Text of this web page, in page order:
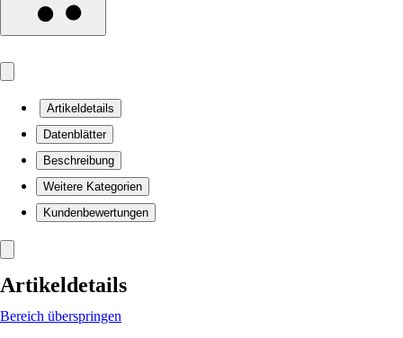
Artikeldetails
Datenblätter
Beschreibung
Weitere Kategorien
Kundenbewertungen
Artikeldetails
Bereich überspringen